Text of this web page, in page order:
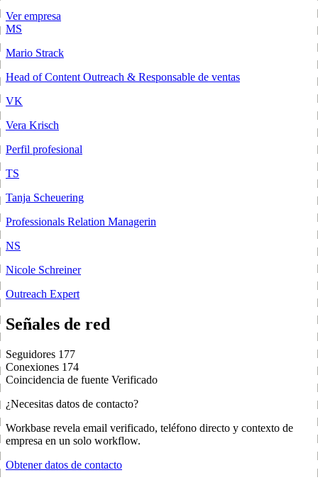
Ver empresa
MS
Mario Strack
Head of Content Outreach & Responsable de ventas
VK
Vera Krisch
Perfil profesional
TS
Tanja Scheuering
Professionals Relation Managerin
NS
Nicole Schreiner
Outreach Expert
Señales de red
Seguidores 177
Conexiones 174
Coincidencia de fuente Verificado
¿Necesitas datos de contacto?
Workbase revela email verificado, teléfono directo y contexto de
empresa en un solo workflow.
Obtener datos de contacto